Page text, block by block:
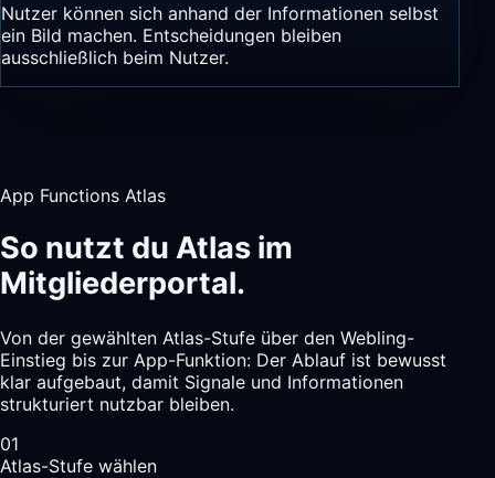
Nutzer können sich anhand der Informationen selbst
ein Bild machen. Entscheidungen bleiben
ausschließlich beim Nutzer.
App Functions Atlas
So nutzt du Atlas im
Mitgliederportal.
Von der gewählten Atlas-Stufe über den Webling-
Einstieg bis zur App-Funktion: Der Ablauf ist bewusst
klar aufgebaut, damit Signale und Informationen
strukturiert nutzbar bleiben.
01
Atlas-Stufe wählen